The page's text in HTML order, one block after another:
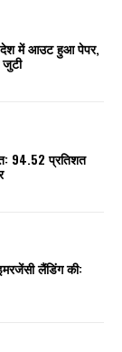
देश में आउट हुआ पेपर,
94.52 प्रतिशत
लैंडिंग की: